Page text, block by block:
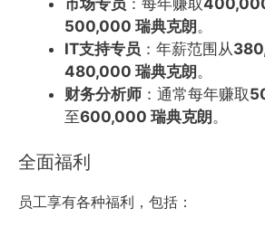
500,000 瑞典克朗。
IT支持专员 ：年薪范围从
480,000 瑞典克朗。
财务分析师 ：通常每年赚取
至600,000 瑞典克朗。
全面福利
员工享有各种福利，包括：